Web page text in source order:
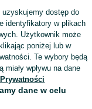
dostęp do
identyfikatory w plikach
Użytkownik może
poniżej lub w
Te wybory będą
wpływu na dane
dane w celu